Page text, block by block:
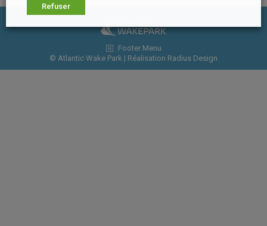
Footer Menu
© Atlantic Wake Park | Réalisation Radius Design
Refuser